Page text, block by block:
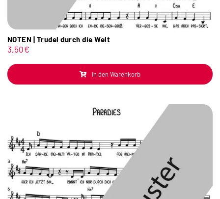
NOTEN | Trudel durch die Welt
3,50€
In den Warenkorb